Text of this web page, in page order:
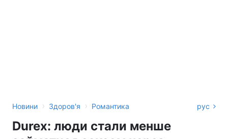
Новини › Здоров'я › Романтика рус
Durex: люди стали менше